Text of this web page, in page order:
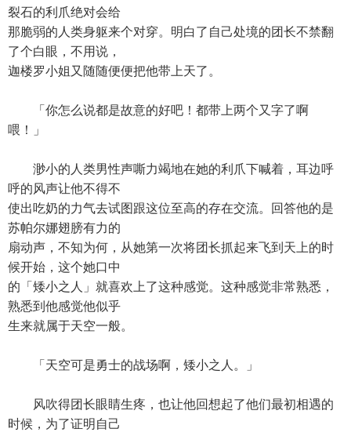
裂石的利爪绝对会给
那脆弱的人类身躯来个对穿。明白了自己处境的团长不禁翻
了个白眼，不用说，
迦楼罗小姐又随随便便把他带上天了。
「你怎么说都是故意的好吧！都带上两个又字了啊
喂！」
渺小的人类男性声嘶力竭地在她的利爪下喊着，耳边呼
呼的风声让他不得不
使出吃奶的力气去试图跟这位至高的存在交流。回答他的是
苏帕尔娜翅膀有力的
扇动声，不知为何，从她第一次将团长抓起来飞到天上的时
候开始，这个她口中
的「矮小之人」就喜欢上了这种感觉。这种感觉非常熟悉，
熟悉到他感觉他似乎
生来就属于天空一般。
「天空可是勇士的战场啊，矮小之人。」
风吹得团长眼睛生疼，也让他回想起了他们最初相遇的
时候，为了证明自己